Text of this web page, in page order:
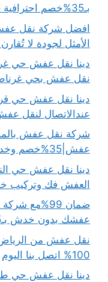
بـ35%خصم احترافية في كل خطوة اتصل بنا الان
الأمثل لجودة لا
نقل عفش بحي
عندالاتصال لنقل
عفش|35%خصم وخدمات احترافية اتصل الان
العفش فك وتركيب
ضمان
عفشك بدون خدش بـ45%خصم فوري
100% اتصل بنا اليوم
دينا نقل عفش حي